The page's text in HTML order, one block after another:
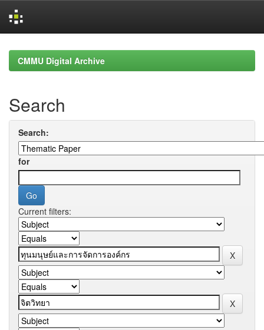
navigationCMMU Digital Archive
Search
Search:
for
Current filters: